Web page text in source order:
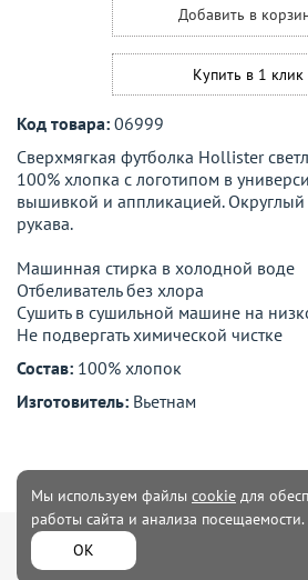
Добавить в
Купить в 1 клик
Код товара: 06999
Сверхмягкая футболка Hollister
100% хлопка с логотипом в
вышивкой и аппликацией. Округлый
рукава.
Машинная стирка в холодной воде
Отбеливатель без хлора
Сушить в сушильной машине на
Не подвергать химической чистке
Состав: 100% хлопок
Изготовитель: Вьетнам
Мужская
одежда
Мы используем файлы cookie для
работы сайта и анализа посещаемости.
ОК